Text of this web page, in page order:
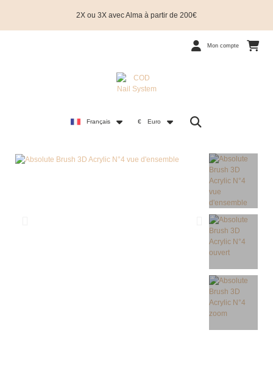
2X ou 3X avec Alma à partir de 200€
Mon compte
Français € Euro